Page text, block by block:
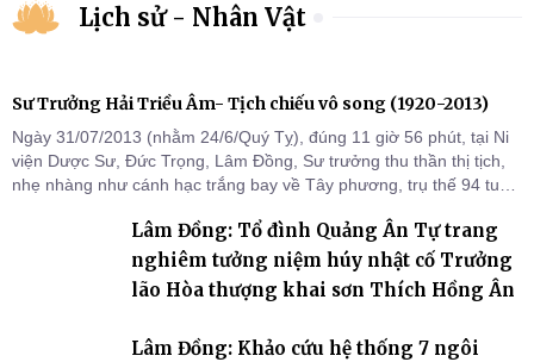
Lịch sử - Nhân Vật
Sư Trưởng Hải Triều Âm- Tịch chiếu vô song (1920-2013)
Ngày 31/07/2013 (nhằm 24/6/Quý Tỵ), đúng 11 giờ 56 phút, tại Ni
viện Dược Sư, Đức Trọng, Lâm Đồng, Sư trưởng thu thần thị tịch,
nhẹ nhàng như cánh hạc trắng bay về Tây phương, trụ thế 94 tuổi
Lâm Đồng: Tổ đình Quảng Ân Tự trang
nghiêm tưởng niệm húy nhật cố Trưởng
lão Hòa thượng khai sơn Thích Hồng Ân
Lâm Đồng: Khảo cứu hệ thống 7 ngôi